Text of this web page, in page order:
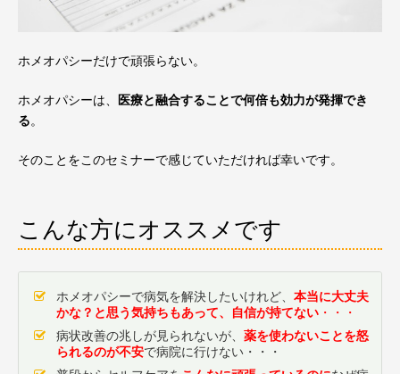
ホメオパシーだけで頑張らない。
ホメオパシーは、
医療と融合することで何倍も効力が発揮でき
る。
そのことをこのセミナーで感じていただければ幸いです。
こんな方にオススメです
ホメオパシーで病気を解決したいけれど、 本当に大丈夫
かな？と思う気持ちもあって、自信が持てない ・・・
病状改善の兆しが見られないが、 薬を使わないことを怒
られるのが不安で病院に行けない・・・